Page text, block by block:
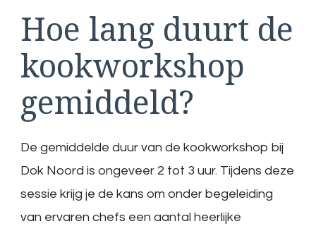
Hoe lang duurt de
kookworkshop
gemiddeld?
De gemiddelde duur van de kookworkshop bij
Dok Noord is ongeveer 2 tot 3 uur. Tijdens deze
sessie krijg je de kans om onder begeleiding
van ervaren chefs een aantal heerlijke